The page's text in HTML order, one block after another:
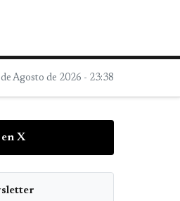
Agosto de 2026 - 23:38
X